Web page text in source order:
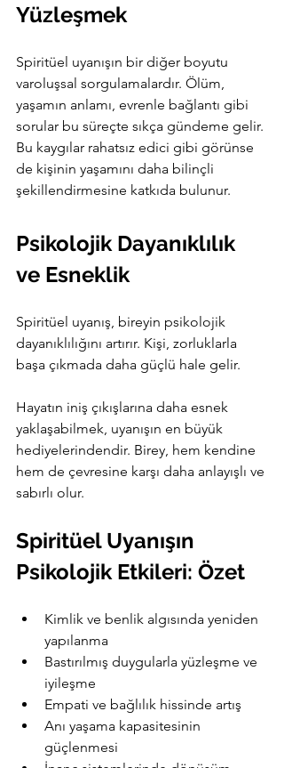
Yüzleşmek
Spiritüel uyanışın bir diğer boyutu
varoluşsal sorgulamalardır. Ölüm,
yaşamın anlamı, evrenle bağlantı gibi
sorular bu süreçte sıkça gündeme gelir.
Bu kaygılar rahatsız edici gibi görünse
de kişinin yaşamını daha bilinçli
şekillendirmesine katkıda bulunur.
Psikolojik Dayanıklılık
ve Esneklik
Spiritüel uyanış, bireyin psikolojik
dayanıklılığını artırır. Kişi, zorluklarla
başa çıkmada daha güçlü hale gelir.
Hayatın iniş çıkışlarına daha esnek
yaklaşabilmek, uyanışın en büyük
hediyelerindendir. Birey, hem kendine
hem de çevresine karşı daha anlayışlı ve
sabırlı olur.
Spiritüel Uyanışın
Psikolojik Etkileri: Özet
Kimlik ve benlik algısında yeniden
yapılanma
Bastırılmış duygularla yüzleşme ve
iyileşme
Empati ve bağlılık hissinde artış
Anı yaşama kapasitesinin
güçlenmesi